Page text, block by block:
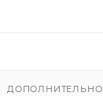
ДОПОЛНИТЕЛЬНО